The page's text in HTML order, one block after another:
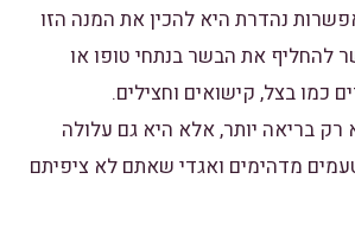
נהדרת היא להכין את המנה הזו
להחליף את הבשר בנתחי טופו או
כמו בצל, קישואים וחצילים.
רק בריאה יותר, אלא היא גם עלולה
מדהימים ואגדי שאתם לא ציפיתם